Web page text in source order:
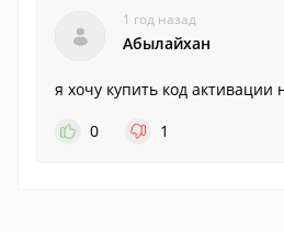
1 год назад
Абылайхан
я хочу купить код активации
0
1